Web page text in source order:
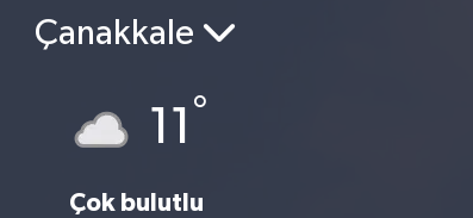
Çanakkale
11 °
Çok bulutlu